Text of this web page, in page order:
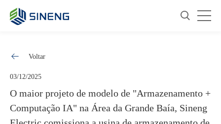
Voltar
03/12/2025
O maior projeto de modelo de "Armazenamento +
Computação IA" na Área da Grande Baía, Sineng